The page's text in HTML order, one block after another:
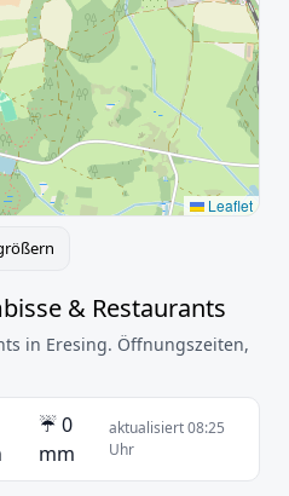
Leaflet
& Restaurants
in Eresing. Öffnungszeiten,
☔ 0
mm
aktualisiert 08:25
Uhr